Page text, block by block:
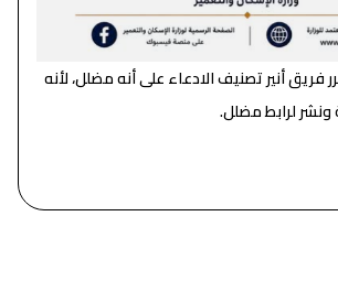
فريق أنير تصنيف الادعاء على أنه مضلل، لأنه
لرابط مضلل.